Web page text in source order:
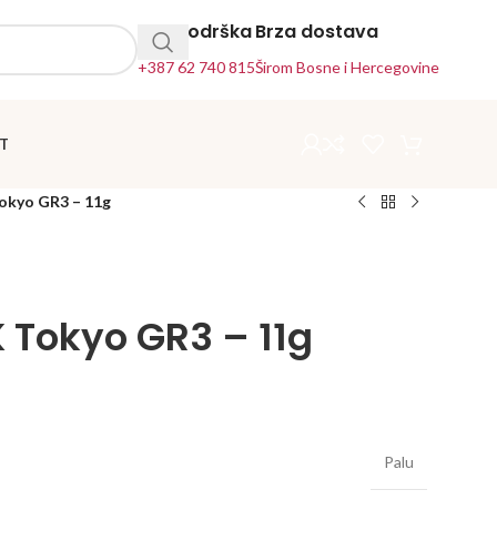
24h Podrška
+387 62 740 815
Brza dostava
Širom Bosne i Hercegovine
GR3 – 11g
Tokyo GR3 – 11g
Palu